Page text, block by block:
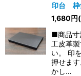
印台 枠
1,680円
■商品寸
工皮革
い。 印
押せま
かし…